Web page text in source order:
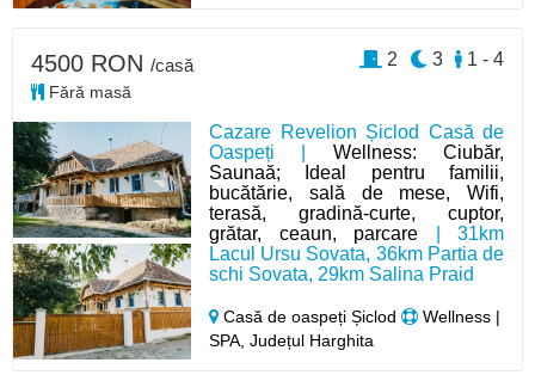
Cazare Revelion Șiclod Casă de
Oaspeți | Wellness: Ciubăr,
Saunaă; Ideal pentru familii,
bucătărie, sală de mese, Wifi,
terasă, gradină-curte, cuptor,
grătar, ceaun, parcare | 31km
Lacul Ursu Sovata, 36km Partia de
schi Sovata, 29km Salina Praid
Casă de oaspeți Șiclod
Wellness |
SPA, Județul Harghita
4500 RON /casă
Fără masă
1 - 4
3
2